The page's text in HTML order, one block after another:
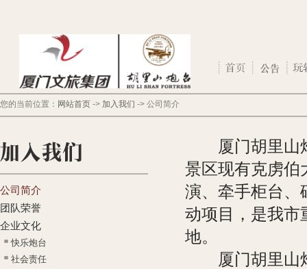
您的当前位置： 网站首页 -> 加入我们 -> 公司简介
公司简介
团队荣誉
企业文化
快乐炮台
社会责任
厦门胡里山炮
景区现有克虏伯
演、牵手柜台、
动项目，是我市
地。
厦门胡里山炮